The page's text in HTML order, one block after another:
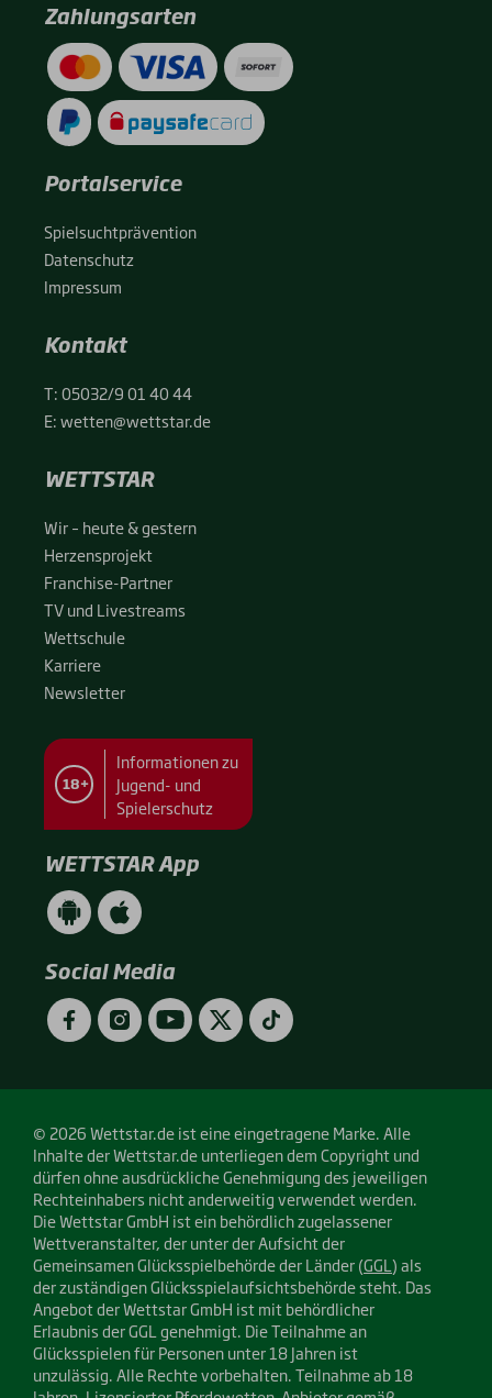
Zahlungsarten
Portalservice
Spiel­sucht­prä­ven­ti­on
Daten­schutz
Impres­sum
Kontakt
T:05032/9 01 40 44
E:wetten@wettstar.de
WETTSTAR
Wir – heu­te & ges­tern
Her­zens­pro­jekt
Fran­chise-Par­t­­ner
TV und Live­streams
Wett­schu­le
Kar­rie­re
News­let­ter
18+
Informationen zu
Jugend- und
Spielerschutz
WETTSTAR App
WETTSTAR
App
(Android
/
Google
Play)
WETTSTAR
App
(Apple
/
App
Store)
Social Media
FacebookInstagramYouTubeTwitterTikTok
© 2026 Wettstar.de ist eine eingetragene Marke. Alle
Inhalte der Wettstar.de unterliegen dem Copyright und
dürfen ohne ausdrückliche Genehmigung des jeweiligen
Rechteinhabers nicht anderweitig verwendet werden.
Die Wettstar GmbH ist ein behördlich zugelassener
Wettveranstalter, der unter der Aufsicht der
Gemeinsamen Glücksspielbehörde der Länder (GGL ) als
der zuständigen Glücksspielaufsichtsbehörde steht. Das
Angebot der Wettstar GmbH ist mit behördlicher
Erlaubnis der GGL genehmigt. Die Teilnahme an
Glücksspielen für Personen unter 18 Jahren ist
unzulässig. Alle Rechte vorbehalten. Teilnahme ab 18